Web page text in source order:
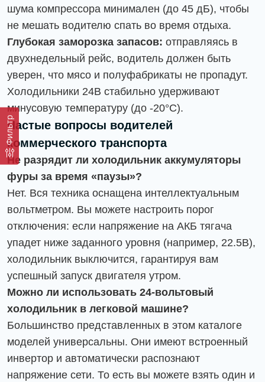
Фильтр
шума компрессора минимален (до 45 дБ), чтобы
не мешать водителю спать во время отдыха.
Глубокая заморозка запасов: отправляясь в
двухнедельный рейс, водитель должен быть
уверен, что мясо и полуфабрикаты не пропадут.
Холодильники 24В стабильно удерживают
минусовую температуру (до -20°C).
Частые вопросы водителей
коммерческого транспорта
Не разрядит ли холодильник аккумуляторы
фуры за время «паузы»?
Нет. Вся техника оснащена интеллектуальным
вольтметром. Вы можете настроить порог
отключения: если напряжение на АКБ тягача
упадет ниже заданного уровня (например, 22.5В),
холодильник выключится, гарантируя вам
успешный запуск двигателя утром.
Можно ли использовать 24-вольтовый
холодильник в легковой машине?
Большинство представленных в этом каталоге
моделей универсальны. Они имеют встроенный
инвертор и автоматически распознают
напряжение сети. То есть вы можете взять один и